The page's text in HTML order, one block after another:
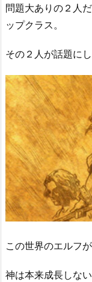
問題大ありの２人
ップクラス。
その２人が話題に
この世界のエルフ
神は本来成長しな